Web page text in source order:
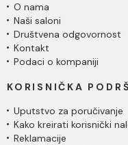
O nama
Naši saloni
Društvena odgovornost
Kontakt
Podaci o kompaniji
KORISNIČKA
Uputstvo za poručivanje
Kako kreirati korisnički
Reklamacije